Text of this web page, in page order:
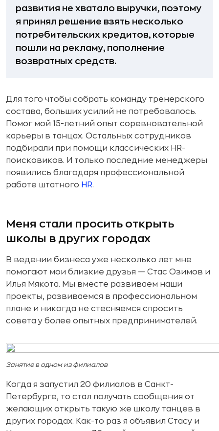
развития не хватало выручки, поэтому
я принял решение взять несколько
потребительских кредитов, которые
пошли на рекламу, пополнение
возвратных средств.
Для того чтобы собрать команду тренерского
состава, больших усилий не потребовалось.
Помог мой 15-летний опыт соревновательной
карьеры в танцах. Остальных сотрудников
подбирали при помощи классических HR-
поисковиков. И только последние менеджеры
появились благодаря профессиональной
работе штатного HR.
Меня стали просить открыть
школы в других городах
В ведении бизнеса уже несколько лет мне
помогают мои близкие друзья — Стас Озимов и
Илья Мякота. Мы вместе развиваем наши
проекты, развиваемся в профессиональном
плане и никогда не стесняемся спросить
совета у более опытных предпринимателей.
Занятие в одном из филиалов
Когда я запустил 20 филиалов в Санкт-
Петербурге, то стал получать сообщения от
желающих открыть такую же школу танцев в
других городах. Как-то раз я объявил Стасу и